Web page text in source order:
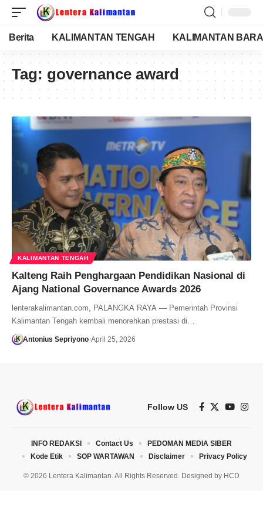
Berita KALIMANTAN TENGAH KALIMANTAN
Tag: governance award
KALIMANTAN TENGAH
Kalteng Raih Penghargaan Pendidikan Nasional di
Ajang National Governance Awards 2026
lenterakalimantan.com, PALANGKA RAYA — Pemerintah Provinsi
Kalimantan Tengah kembali menorehkan prestasi di…
Antonius Sepriyono April 25, 2026
Follow US
© 2026 Lentera Kalimantan. All Rights Reserved. Designed by HCD
INFO REDAKSI Contact Us
PEDOMAN MEDIA SIBER
Kode Etik
SOP WARTAWAN Disclaimer Privacy Policy